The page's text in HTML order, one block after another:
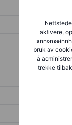
aktivere,
bruk av
å
trekke